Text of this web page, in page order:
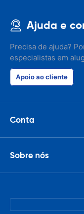
Ajuda e
Precisa de ajuda?
especialistas em
Apoio ao cliente
Conta
Sobre nós